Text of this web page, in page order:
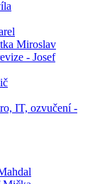
Miroslav
- Josef
IT, ozvučení -